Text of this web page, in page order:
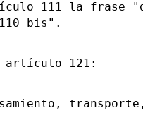
111 la frase
bis".
121:
transporte,